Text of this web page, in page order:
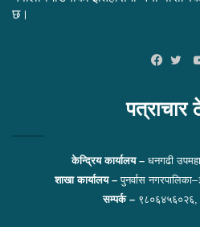
छ।
पत्राचार
केन्द्रिय कार्यालय –धनगढी
शाखा कार्यालय –पुनर्वास
सम्पर्क –